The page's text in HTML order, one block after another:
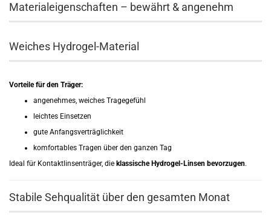
Materialeigenschaften – bewährt & angenehm
Weiches Hydrogel-Material
Vorteile für den Träger:
angenehmes, weiches Tragegefühl
leichtes Einsetzen
gute Anfangsverträglichkeit
komfortables Tragen über den ganzen Tag
Ideal für Kontaktlinsenträger, die klassische Hydrogel-Linsen bevorzugen.
Stabile Sehqualität über den gesamten Monat